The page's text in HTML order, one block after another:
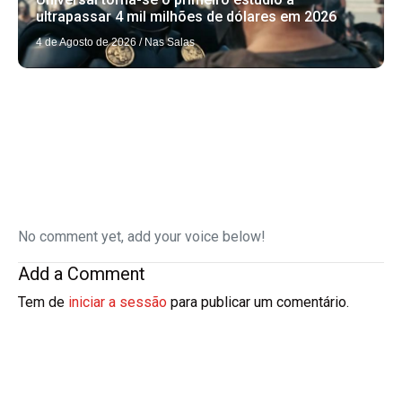
ultrapassar 4 mil milhões de dólares em 2026
4 de Agosto de 2026 / Nas Salas
No comment yet, add your voice below!
Add a Comment
Tem de iniciar a sessão para publicar um comentário.